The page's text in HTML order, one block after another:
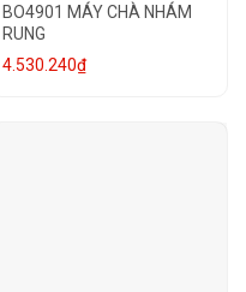
BO4901 MÁY CHÀ NHÁM
RUNG
4.530.240₫